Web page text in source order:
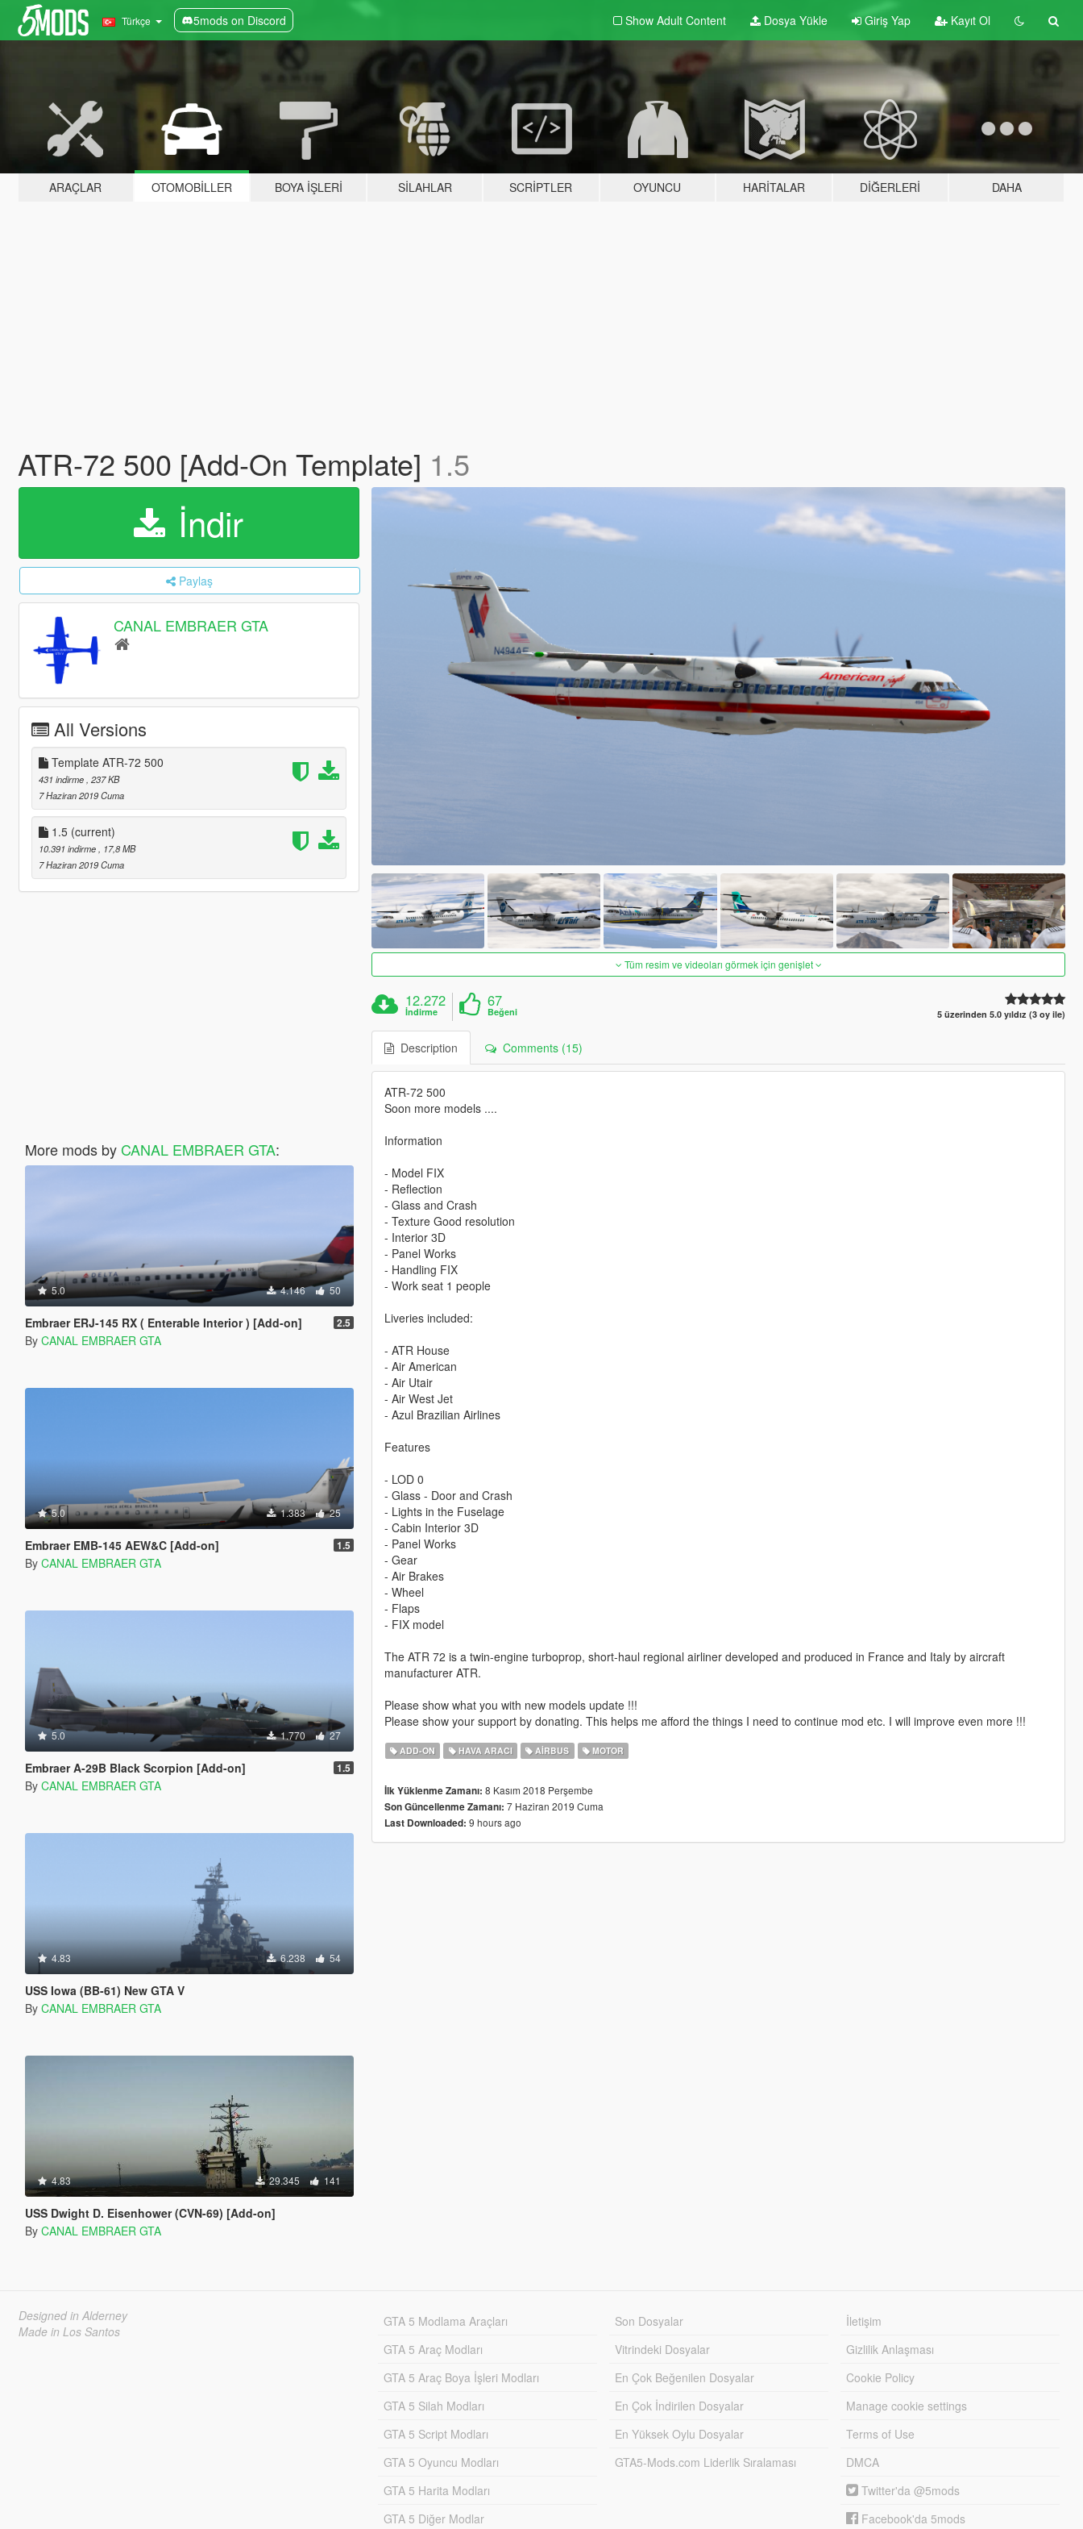
Türkçe 5mods on Discord Show Adult Content Dosya Yükle Giriş Yap Kayıt Ol
ARAÇLAR OTOMOBILLER BOYA İŞLERI SILAHLAR SCRIPTLER OYUNCU HARITALAR DIĞERLERI DAHA
ATR-72 500 [Add-On Template] 1.5
İndir
Paylaş
CANAL EMBRAER GTA
All Versions
Template ATR-72 500
431 indirme , 237 KB
7 Haziran 2019 Cuma
1.5 (current)
10.391 indirme
, 17,8 MB
7 Haziran 2019 Cuma
More mods by CANAL EMBRAER GTA:
5.0 4.146 50
Embraer ERJ-145 RX ( Enterable Interior ) [Add-on] 2.5
By CANAL EMBRAER GTA
5.0 1.383 25
Embraer EMB-145 AEW&C [Add-on] 1.5
By CANAL EMBRAER GTA
5.0 1.770 27
Embraer A-29B Black Scorpion [Add-on] 1.5
By CANAL EMBRAER GTA
4.83 6.238 54
USS Iowa (BB-61) New GTA V
By CANAL EMBRAER GTA
4.83 29.345 141
USS Dwight D. Eisenhower (CVN-69) [Add-on]
By CANAL EMBRAER GTA
Tüm resim ve videoları görmek için genişlet
12.272
İndirme
67
Beğeni 5 üzerinden 5.0 yıldız (3 oy ile)
Description Comments (15)
ATR-72 500
Soon more models ....
Information
- Model FIX
- Reflection
- Glass and Crash
- Texture Good resolution
- Interior 3D
- Panel Works
- Handling FIX
- Work seat 1 people
Liveries included:
- ATR House
- Air American
- Air Utair
- Air West Jet
- Azul Brazilian Airlines
Features
- LOD 0
- Glass - Door and Crash
- Lights in the Fuselage
- Cabin Interior 3D
- Panel Works
- Gear
- Air Brakes
- Wheel
- Flaps
- FIX model
The ATR 72 is a twin-engine turboprop, short-haul regional airliner developed and produced in France and Italy by aircraft
manufacturer ATR.
Please show what you with new models update !!!
Please show your support by donating. This helps me afford the things I need to continue mod etc. I will improve even more !!!
ADD-ON HAVA ARACI AIRBUS MOTOR
İlk Yüklenme Zamanı: 8 Kasım 2018 Perşembe
Son Güncellenme Zamanı: 7 Haziran 2019 Cuma
Last Downloaded: 9 hours ago
Designed in Alderney
Made in Los Santos
GTA 5 Modlama Araçları
GTA 5 Araç Modları
GTA 5 Araç Boya İşleri Modları
GTA 5 Silah Modları
GTA 5 Script Modları
GTA 5 Oyuncu Modları
GTA 5 Harita Modları
GTA 5 Diğer Modlar
Son Dosyalar
Vitrindeki Dosyalar
En Çok Beğenilen Dosyalar
En Çok İndirilen Dosyalar
En Yüksek Oylu Dosyalar
GTA5-Mods.com Liderlik Sıralaması
İletişim
Gizlilik Anlaşması
Cookie Policy
Manage cookie settings
Terms of Use
DMCA
Twitter'da @5mods
Facebook'da 5mods